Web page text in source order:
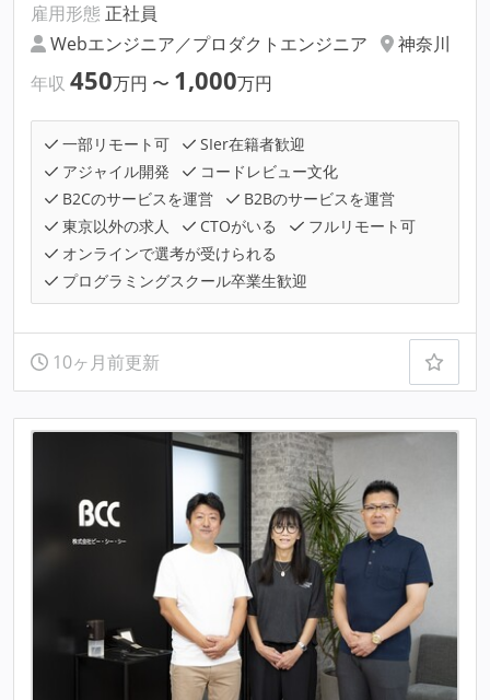
雇用形態 正社員
Webエンジニア／プロダクトエンジニア
神奈川
年収 450万円 〜 1,000万円
一部リモート可
SIer在籍者歓迎
アジャイル開発
コードレビュー文化
B2Cのサービスを運営
B2Bのサービスを運営
東京以外の求人
CTOがいる
フルリモート可
オンラインで選考が受けられる
プログラミングスクール卒業生歓迎
10ヶ月前更新